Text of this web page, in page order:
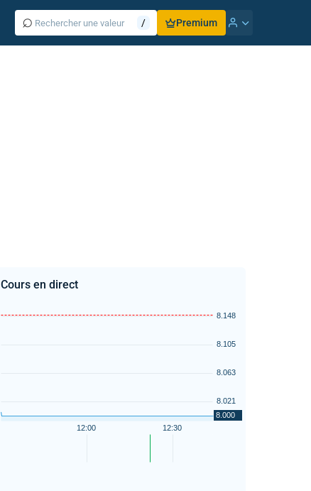
⌕ / Premium
Cours en direct